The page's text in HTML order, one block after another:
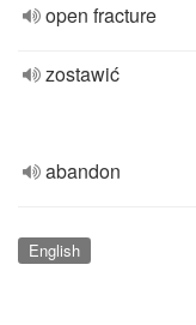
open fracture
zostawić
abandon
English